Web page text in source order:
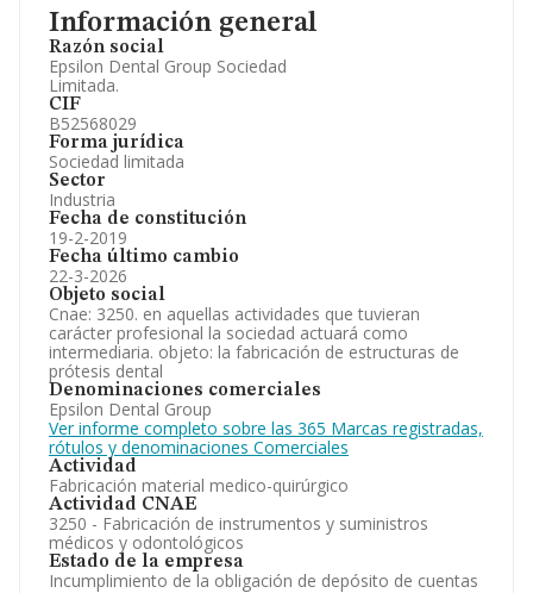
Información general
Razón social
Epsilon Dental Group Sociedad
Limitada.
CIF
B52568029
Forma jurídica
Sociedad limitada
Sector
Industria
Fecha de constitución
19-2-2019
Fecha último cambio
22-3-2026
Objeto social
Cnae: 3250. en aquellas actividades que tuvieran
carácter profesional la sociedad actuará como
intermediaria. objeto: la fabricación de estructuras de
prótesis dental
Denominaciones comerciales
Epsilon Dental Group
Ver informe completo sobre las 365 Marcas registradas,
rótulos y denominaciones Comerciales
Actividad
Fabricación material medico-quirúrgico
Actividad CNAE
3250 - Fabricación de instrumentos y suministros
médicos y odontológicos
Estado de la empresa
Incumplimiento de la obligación de depósito de cuentas
Información oficial y registral complementaria.